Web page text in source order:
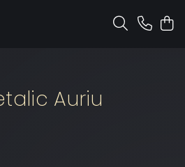
Auriu